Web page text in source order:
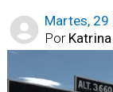
Martes, 29
Por